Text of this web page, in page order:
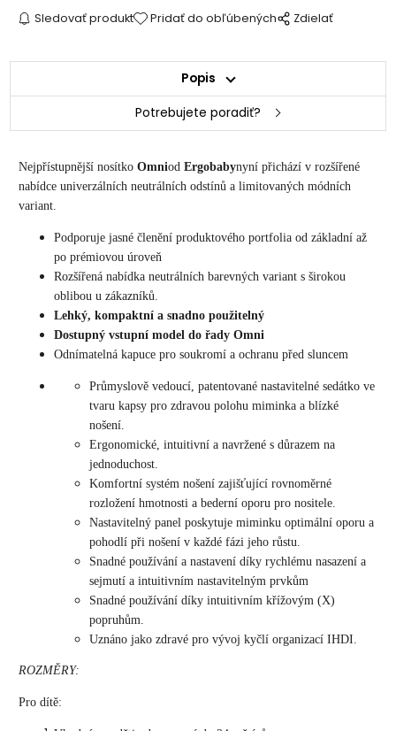
Sledovať produkt Pridať do obľúbených Zdielať
Popis
Potrebujete poradiť?
Nejpřístupnější nosítkoOmniodErgobabynyní přichází v rozšířené
nabídce univerzálních neutrálních odstínů a limitovaných módních
variant.
Podporuje jasné členění produktového portfolia od základní až
po prémiovou úroveň
Rozšířená nabídka neutrálních barevných variant s širokou
oblibou u zákazníků.
Lehký, kompaktní a snadno použitelný
Dostupný vstupní model do řady Omni
Odnímatelná kapuce pro soukromí a ochranu před sluncem
Průmyslově vedoucí, patentované nastavitelné sedátko ve
tvaru kapsy pro zdravou polohu miminka a blízké
nošení.
Ergonomické, intuitivní a navržené s důrazem na
jednoduchost.
Komfortní systém nošení zajišťující rovnoměrné
rozložení hmotnosti a bederní oporu pro nositele.
Nastavitelný panel poskytuje miminku optimální oporu a
pohodlí při nošení v každé fázi jeho růstu.
Snadné používání a nastavení díky rychlému nasazení a
sejmutí a intuitivním nastavitelným prvkům
Snadné používání díky intuitivním křížovým (X)
popruhům.
Uznáno jako zdravé pro vývoj kyčlí organizací IHDI.
ROZMĚRY:
Pro dítě: